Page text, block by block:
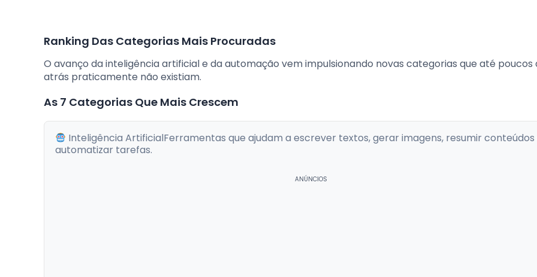
Ranking Das Categorias Mais Procuradas
O avanço da inteligência artificial e da automação vem impulsionando novas categorias que até poucos
atrás praticamente não existiam.
As 7 Categorias Que Mais Crescem
Inteligência ArtificialFerramentas que ajudam a escrever textos, gerar imagens, resumir conteúdos
automatizar tarefas.
ANÚNCIOS